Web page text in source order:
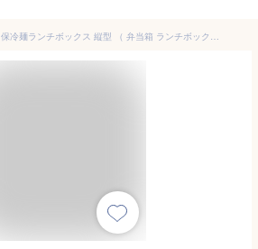
お弁当箱 3段 840ml 保冷麺ランチボックス 縦型 （ 弁当箱 ランチボックス レンジ対応 食洗機対応 三段 弁当 お弁当 スリム レンジOK 食洗機OK ランチ そうめん 冷麺 うどん そば 大人 ） 【39ショップ】